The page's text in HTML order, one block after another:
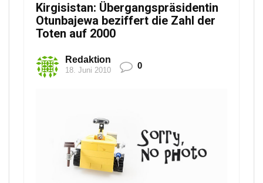
Kirgisistan: Übergangspräsidentin
Otunbajewa beziffert die Zahl der
Toten auf 2000
Redaktion
18. Juni 2010 0